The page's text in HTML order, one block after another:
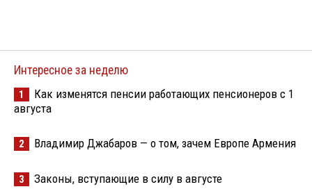
Интересное за неделю
1
Как изменятся пенсии работающих пенсионеров с 1
августа
2 Владимир Джабаров — о том, зачем Европе Армения
3 Законы, вступающие в силу в августе